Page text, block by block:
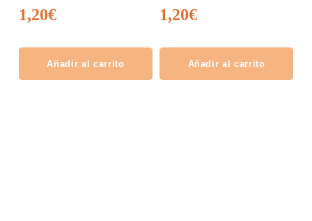
1,20€
Añadir al carrito
1,20€
Añadir al carrito